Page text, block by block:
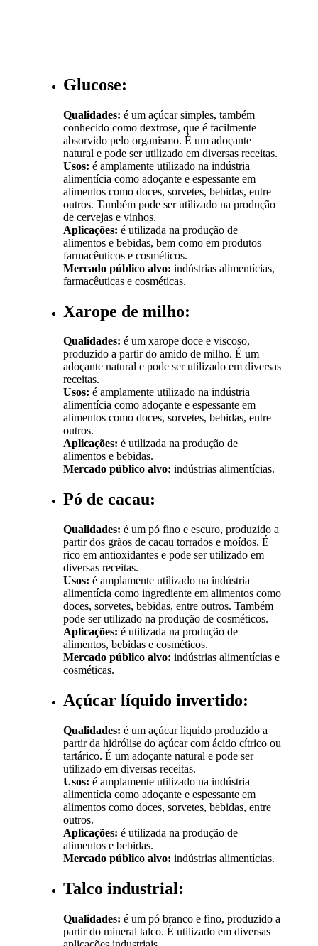
Glucose:
Qualidades: é um açúcar simples, também
conhecido como dextrose, que é facilmente
absorvido pelo organismo. É um adoçante
natural e pode ser utilizado em diversas receitas.
Usos: é amplamente utilizado na indústria
alimentícia como adoçante e espessante em
alimentos como doces, sorvetes, bebidas, entre
outros. Também pode ser utilizado na produção
de cervejas e vinhos.
Aplicações: é utilizada na produção de
alimentos e bebidas, bem como em produtos
farmacêuticos e cosméticos.
Mercado público alvo: indústrias alimentícias,
farmacêuticas e cosméticas.
Xarope de milho:
Qualidades: é um xarope doce e viscoso,
produzido a partir do amido de milho. É um
adoçante natural e pode ser utilizado em diversas
receitas.
Usos: é amplamente utilizado na indústria
alimentícia como adoçante e espessante em
alimentos como doces, sorvetes, bebidas, entre
outros.
Aplicações: é utilizada na produção de
alimentos e bebidas.
Mercado público alvo: indústrias alimentícias.
Pó de cacau:
Qualidades: é um pó fino e escuro, produzido a
partir dos grãos de cacau torrados e moídos. É
rico em antioxidantes e pode ser utilizado em
diversas receitas.
Usos: é amplamente utilizado na indústria
alimentícia como ingrediente em alimentos como
doces, sorvetes, bebidas, entre outros. Também
pode ser utilizado na produção de cosméticos.
Aplicações: é utilizada na produção de
alimentos, bebidas e cosméticos.
Mercado público alvo: indústrias alimentícias e
cosméticas.
Açúcar líquido invertido:
Qualidades: é um açúcar líquido produzido a
partir da hidrólise do açúcar com ácido cítrico ou
tartárico. É um adoçante natural e pode ser
utilizado em diversas receitas.
Usos: é amplamente utilizado na indústria
alimentícia como adoçante e espessante em
alimentos como doces, sorvetes, bebidas, entre
outros.
Aplicações: é utilizada na produção de
alimentos e bebidas.
Mercado público alvo: indústrias alimentícias.
Talco industrial:
Qualidades: é um pó branco e fino, produzido a
partir do mineral talco. É utilizado em diversas